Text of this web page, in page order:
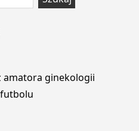
amatora ginekologii